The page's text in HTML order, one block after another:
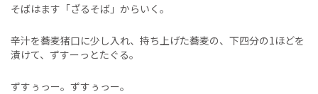
そばはます「ざるそば」からいく。
辛汁を蕎麦猪口に少し入れ、持ち上げた蕎麦の、下四分の1ほどを
漬けて、ずすーっとたぐる。
ずすぅっー。ずすぅっー。